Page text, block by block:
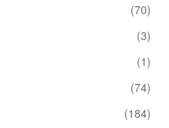
(70)
(3)
(1)
(74)
(184)